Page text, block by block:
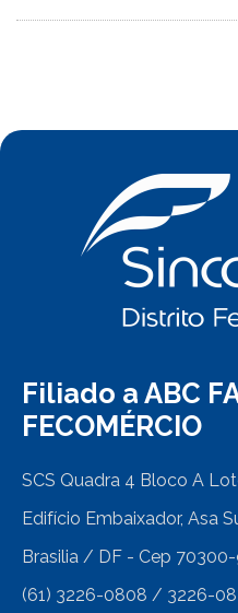
Filiado a ABC
FECOMÉRCIO
SCS Quadra 4 Bloco A
Edifício Embaixador, Asa
Brasilia / DF - Cep
(61) 3226-0808 / 3226-